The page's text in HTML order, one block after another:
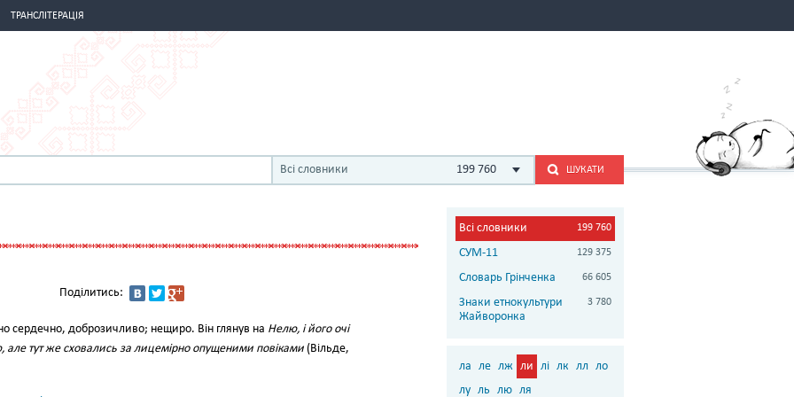
ТРАНСЛІТЕРАЦІЯ
Всі словники 199 760 ШУКАТИ
Поділитись:
сердечно, доброзичливо; нещиро. Він глянув на Нелю, і його очі
але тут же сховались за лицемірно опущеними повіками (Вільде,
Всі словники 199 760
СУМ-11 129 375
Словарь Грінченка 66 605
Знаки етнокультури
Жайворонка
3 780
ла ле лж ли лі лк лл ло
лу ль лю ля